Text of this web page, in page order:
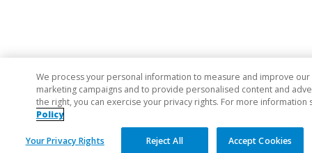
We process your personal information to measure and improve our
marketing campaigns and to provide personalised content and
the right, you can exercise your privacy rights. For more information
Policy
Your Privacy Rights Reject All Accept Cookies